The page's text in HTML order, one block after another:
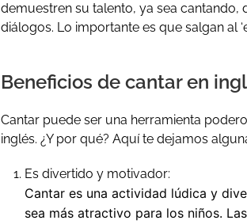
demuestren su talento, ya sea
diálogos. Lo importante es que salgan al
Beneficios de cantar en
Cantar puede ser una herramienta
inglés. ¿Y por qué? Aquí te dejamos
Es divertido y motivador:
Cantar es una actividad lúdica y
sea más atractivo para los niños.